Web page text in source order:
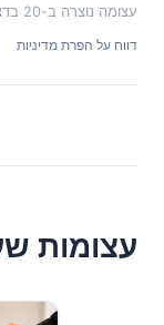
עצומה נוצרה ב-20 בדצמבר 2022
דווח על הפרת מדיניות
עצומות